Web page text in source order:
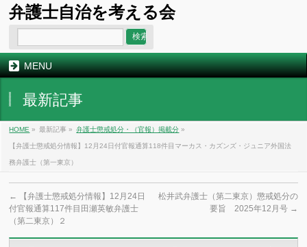
弁護士自治を考える会
MENU
最新記事
HOME » 最新記事 » 弁護士懲戒処分・（官報）掲載分 »
【弁護士懲戒処分情報】12月24日付官報通算118件目マーカス・カズンズ・ジュニア外国法
務弁護士（第一東京）
←
【弁護士懲戒処分情報】12月24日
付官報通算117件目田瀬英敏弁護士
（第二東京）２
松井武弁護士（第二東京）懲戒処分の
要旨 2025年12月号 →